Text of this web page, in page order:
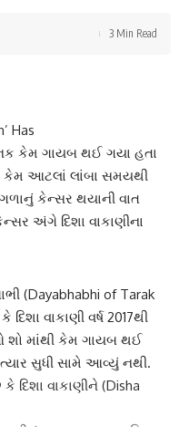
3 Min Read
Has
કેમ ગાયબ થઈ ગયા હતા
કેમ આટલાં લાંબા સમયથી
ગળાનું કેન્સર થયાની વાત
અંગે દિશા વાકાણીના
(Dayabhabhi of Tarak
વાકાણી વર્ષ 2017થી
માંથી કેમ ગાયબ થઈ
સુધી સામે આવ્યું નથી.
કે દિશા વાકાણીને (Disha